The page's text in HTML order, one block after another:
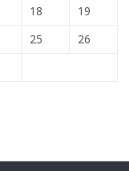
18
19
25
26